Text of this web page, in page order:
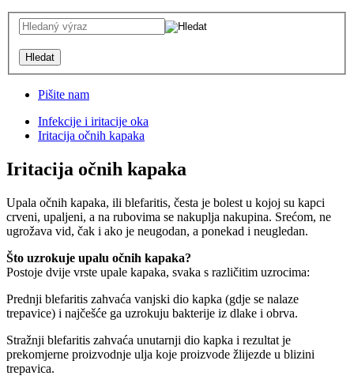
Pišite nam
Infekcije i iritacije oka
Iritacija očnih kapaka
Iritacija očnih kapaka
Upala očnih kapaka, ili blefaritis, česta je bolest u kojoj su kapci
crveni, upaljeni, a na rubovima se nakuplja nakupina. Srećom, ne
ugrožava vid, čak i ako je neugodan, a ponekad i neugledan.
Što uzrokuje upalu očnih kapaka?
Postoje dvije vrste upale kapaka, svaka s različitim uzrocima:
Prednji blefaritis zahvaća vanjski dio kapka (gdje se nalaze
trepavice) i najčešće ga uzrokuju bakterije iz dlake i obrva.
Stražnji blefaritis zahvaća unutarnji dio kapka i rezultat je
prekomjerne proizvodnje ulja koje proizvode žlijezde u blizini
trepavica.